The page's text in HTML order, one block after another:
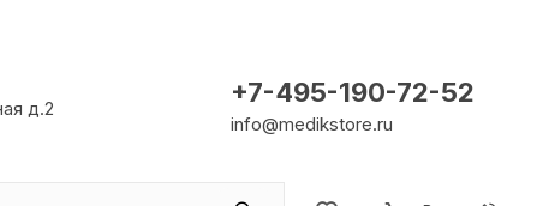
д.2
+7-495-190-72-52
info@medikstore.ru